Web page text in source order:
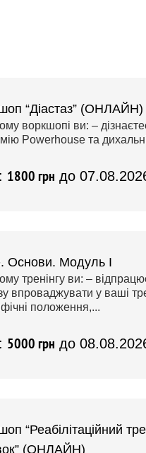
“Діастаз” (ОНЛАЙН)
воркшопі ви: –
Powerhouse та
1800 грн до
Основи. Модуль І
тренінгу ви: –
впроваджувати у ваші
положення,...
5000 грн до
“Реабілітаційний
(ОНЛАЙН)